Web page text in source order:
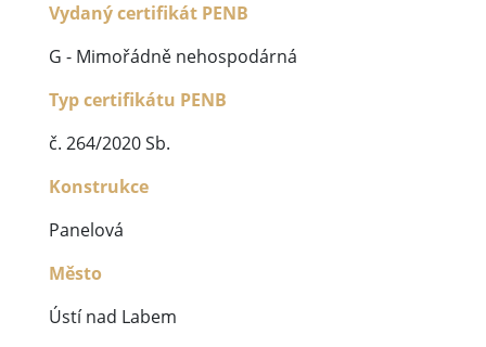
Vydaný certifikát PENB
G - Mimořádně nehospodárná
Typ certifikátu PENB
č. 264/2020 Sb.
Konstrukce
Panelová
Město
Ústí nad Labem